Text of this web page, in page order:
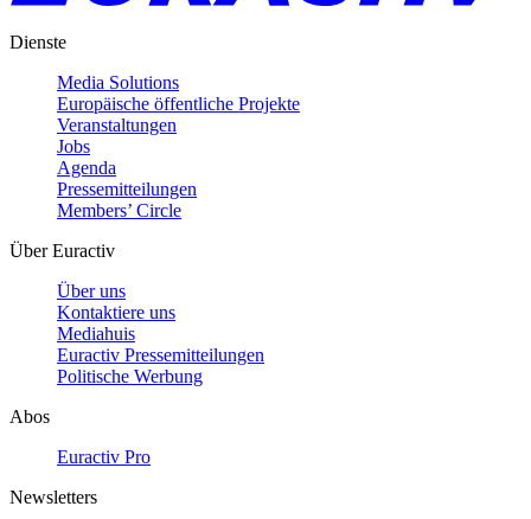
Dienste
Media Solutions
Europäische öffentliche Projekte
Veranstaltungen
Jobs
Agenda
Pressemitteilungen
Members’ Circle
Über Euractiv
Über uns
Kontaktiere uns
Mediahuis
Euractiv Pressemitteilungen
Politische Werbung
Abos
Euractiv Pro
Newsletters